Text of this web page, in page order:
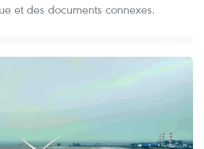
et des documents connexes.